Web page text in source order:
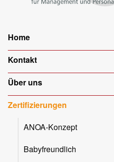
Home
Kontakt
Über uns
Zertifizierungen
ANOA-Konzept
Babyfreundlich